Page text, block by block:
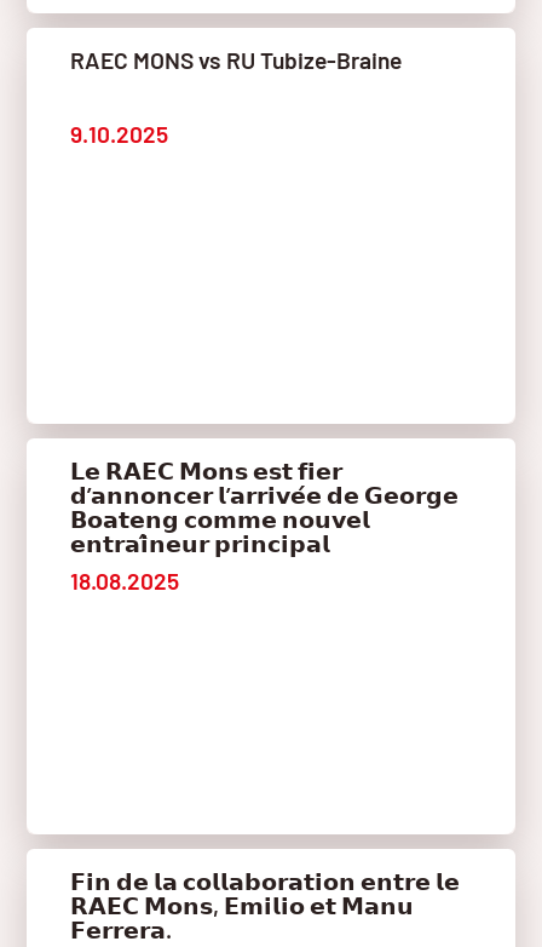
RAEC MONS vs RU Tubize-Braine
9.10.2025
𝗟𝗲 𝗥𝗔𝗘𝗖 𝗠𝗼𝗻𝘀 𝗲𝘀𝘁 𝗳𝗶𝗲𝗿
𝗱’𝗮𝗻𝗻𝗼𝗻𝗰𝗲𝗿 𝗹’𝗮𝗿𝗿𝗶𝘃𝗲́𝗲 𝗱𝗲 𝗚𝗲𝗼𝗿𝗴𝗲
𝗕𝗼𝗮𝘁𝗲𝗻𝗴 𝗰𝗼𝗺𝗺𝗲 𝗻𝗼𝘂𝘃𝗲𝗹
𝗲𝗻𝘁𝗿𝗮𝗶̂𝗻𝗲𝘂𝗿 𝗽𝗿𝗶𝗻𝗰𝗶𝗽𝗮𝗹
18.08.2025
𝗙𝗶𝗻 𝗱𝗲 𝗹𝗮 𝗰𝗼𝗹𝗹𝗮𝗯𝗼𝗿𝗮𝘁𝗶𝗼𝗻 𝗲𝗻𝘁𝗿𝗲 𝗹𝗲
𝗥𝗔𝗘𝗖 𝗠𝗼𝗻𝘀, 𝗘𝗺𝗶𝗹𝗶𝗼 𝗲𝘁 𝗠𝗮𝗻𝘂
𝗙𝗲𝗿𝗿𝗲𝗿𝗮.